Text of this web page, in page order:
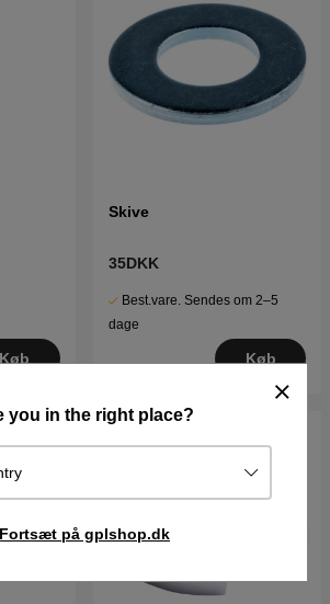
you in the right place?
Fortsæt på gplshop.dk
Køb
Skive
35DKK
Best.vare. Sendes om 2–5
dage
Køb